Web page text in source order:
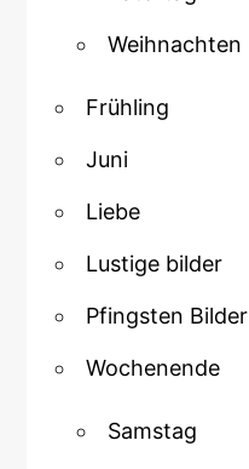
Weihnachten
Frühling
Juni
Liebe
Lustige bilder
Pfingsten Bilder
Wochenende
Samstag